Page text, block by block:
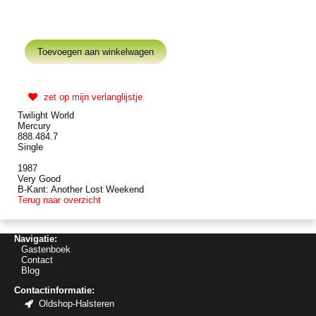
zet op mijn verlanglijstje
Twilight World
Mercury
888.484.7
Single
1987
Very Good
B-Kant: Another Lost Weekend
Terug naar overzicht
Navigatie:
Gastenboek
Contact
Blog
Contactinformatie:
Oldshop-Halsteren